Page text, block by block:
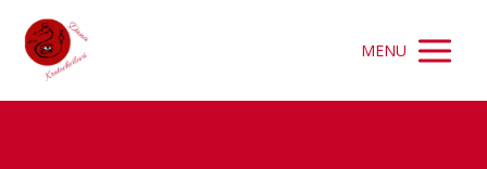
MENU